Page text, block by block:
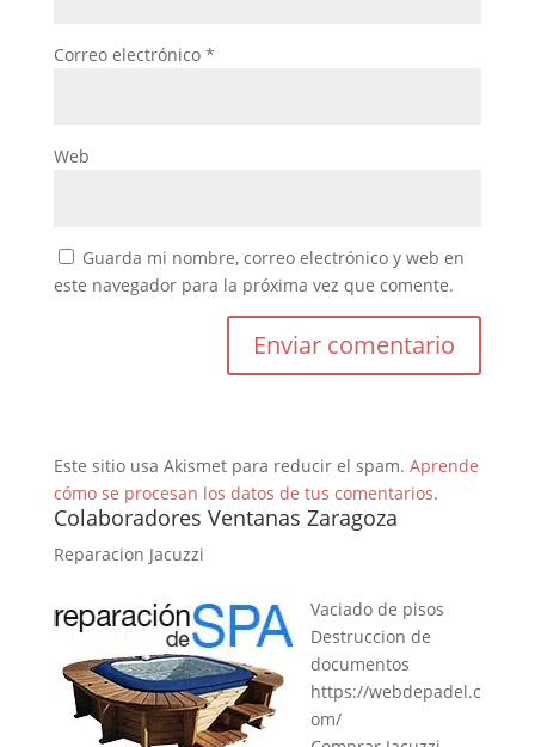
Correo electrónico *
Web
Guarda mi nombre, correo electrónico y web en
este navegador para la próxima vez que comente.
Este sitio usa Akismet para reducir el spam. Aprende
cómo se procesan los datos de tus comentarios.
Colaboradores Ventanas Zaragoza
Reparacion Jacuzzi
Vaciado de pisos
Destruccion de
documentos
https://webdepadel.c
om/